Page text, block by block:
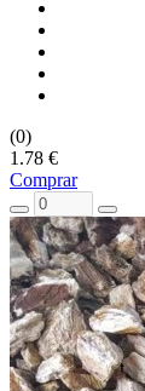
(0)
1.78 €
Comprar